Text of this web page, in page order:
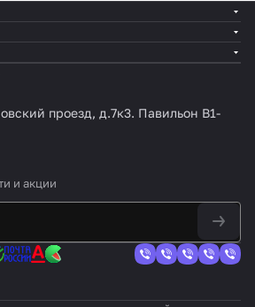
проезд, д.7к3. Павильон B1-
и акции